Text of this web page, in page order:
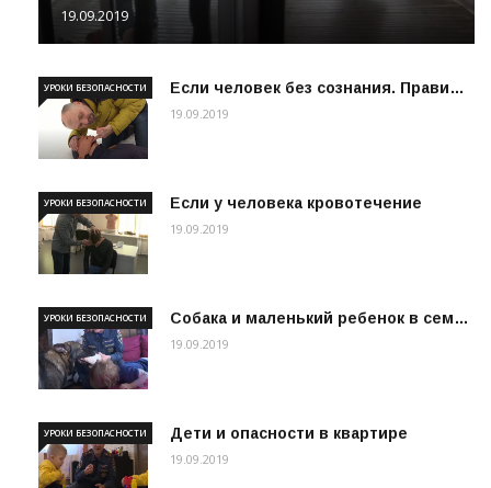
19.09.2019
Если человек без сознания. Прави…
УРОКИ БЕЗОПАСНОСТИ
19.09.2019
Если у человека кровотечение
УРОКИ БЕЗОПАСНОСТИ
19.09.2019
Собака и маленький ребенок в сем…
УРОКИ БЕЗОПАСНОСТИ
19.09.2019
Дети и опасности в квартире
УРОКИ БЕЗОПАСНОСТИ
19.09.2019